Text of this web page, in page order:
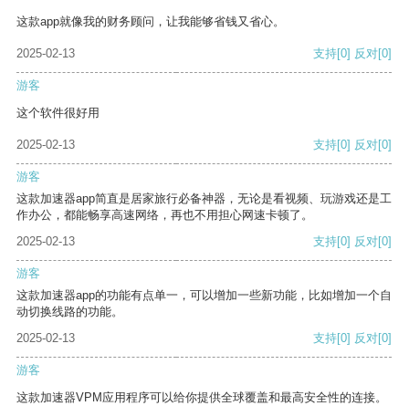
这款app就像我的财务顾问，让我能够省钱又省心。
2025-02-13 支持[0] 反对[0]
游客
这个软件很好用
2025-02-13 支持[0] 反对[0]
游客
这款加速器app简直是居家旅行必备神器，无论是看视频、玩游戏还是工
作办公，都能畅享高速网络，再也不用担心网速卡顿了。
2025-02-13
支持[0] 反对[0]
游客
这款加速器app的功能有点单一，可以增加一些新功能，比如增加一个自
动切换线路的功能。
2025-02-13
支持[0] 反对[0]
游客
这款加速器VPM应用程序可以给你提供全球覆盖和最高安全性的连接。